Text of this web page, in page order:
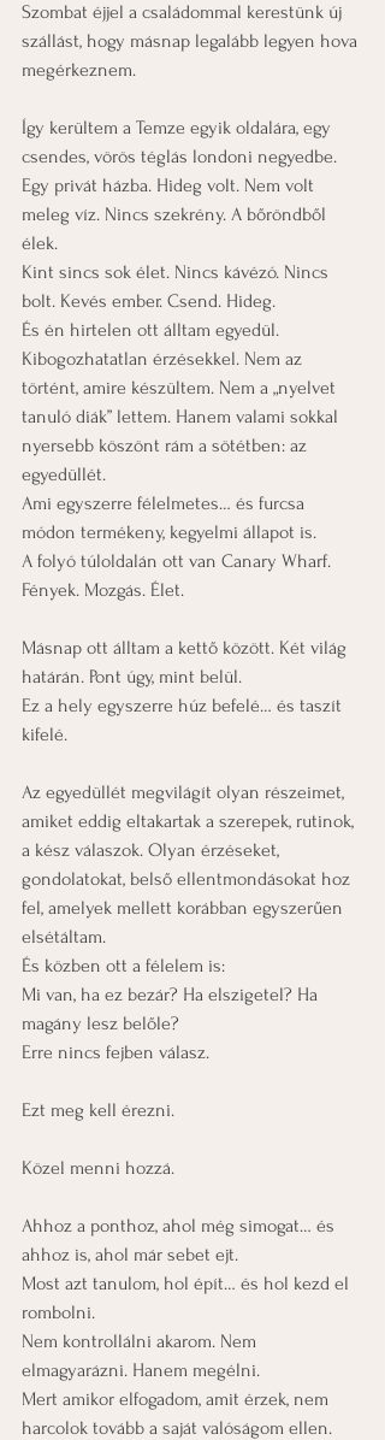
Szombat éjjel a családommal kerestünk új
szállást, hogy másnap legalább legyen hova
megérkeznem.
Így kerültem a Temze egyik oldalára, egy
csendes, vörös téglás londoni negyedbe.
Egy privát házba. Hideg volt. Nem volt
meleg víz. Nincs szekrény. A bőröndből
élek.
Kint sincs sok élet. Nincs kávézó. Nincs
bolt. Kevés ember. Csend. Hideg.
És én hirtelen ott álltam egyedül.
Kibogozhatatlan érzésekkel. Nem az
történt, amire készültem. Nem a „nyelvet
tanuló diák” lettem. Hanem valami sokkal
nyersebb köszönt rám a sötétben: az
egyedüllét.
Ami egyszerre félelmetes… és furcsa
módon termékeny, kegyelmi állapot is.
A folyó túloldalán ott van Canary Wharf.
Fények. Mozgás. Élet.
Másnap ott álltam a kettő között. Két világ
határán. Pont úgy, mint belül.
Ez a hely egyszerre húz befelé… és taszít
kifelé.
Az egyedüllét megvilágít olyan részeimet,
amiket eddig eltakartak a szerepek, rutinok,
a kész válaszok. Olyan érzéseket,
gondolatokat, belső ellentmondásokat hoz
fel, amelyek mellett korábban egyszerűen
elsétáltam.
És közben ott a félelem is:
Mi van, ha ez bezár? Ha elszigetel? Ha
magány lesz belőle?
Erre nincs fejben válasz.
Ezt meg kell érezni.
Közel menni hozzá.
Ahhoz a ponthoz, ahol még simogat… és
ahhoz is, ahol már sebet ejt.
Most azt tanulom, hol épít… és hol kezd el
rombolni.
Nem kontrollálni akarom. Nem
elmagyarázni. Hanem megélni.
Mert amikor elfogadom, amit érzek, nem
harcolok tovább a saját valóságom ellen.